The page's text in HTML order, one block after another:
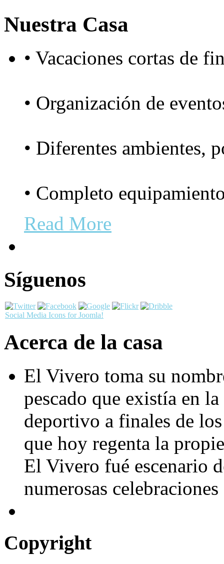
Nuestra Casa
• Vacaciones cortas de
• Organización de
• Diferentes ambientes,
• Completo
Read More
Síguenos
Social Media Icons for Joomla!
Acerca de la casa
El Vivero toma su
pescado que existía en
deportivo a finales de
que hoy regenta la
El Vivero fué escenario
numerosas
Copyright